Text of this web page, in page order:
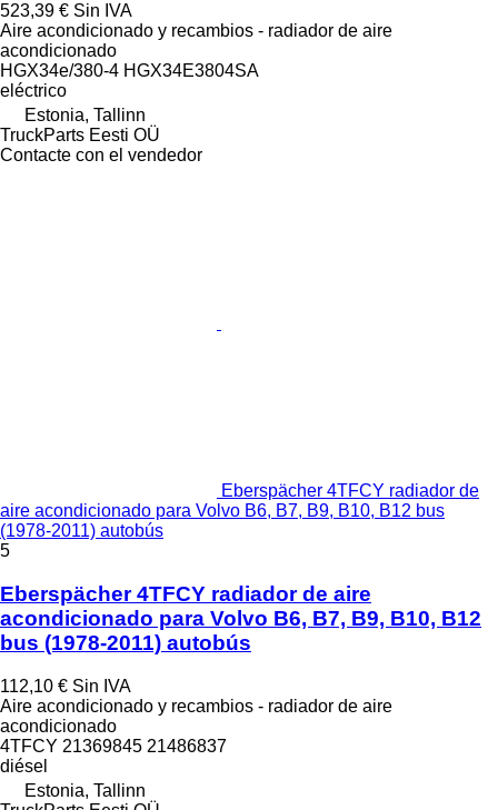
523,39 € Sin IVA
Aire acondicionado y recambios - radiador de aire
acondicionado
HGX34e/380-4 HGX34E3804SA
eléctrico
Estonia, Tallinn
TruckParts Eesti OÜ
Contacte con el vendedor
Eberspächer 4TFCY radiador de
aire acondicionado para Volvo B6, B7, B9, B10, B12 bus
(1978-2011) autobús
5
Eberspächer 4TFCY radiador de aire
acondicionado para Volvo B6, B7, B9, B10, B12
bus (1978-2011) autobús
112,10 € Sin IVA
Aire acondicionado y recambios - radiador de aire
acondicionado
4TFCY 21369845 21486837
diésel
Estonia, Tallinn